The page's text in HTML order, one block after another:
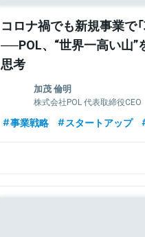
コロナ禍でも新規事業で
──POL、“世界一高い山”
思考
加茂 倫明
株式会社POL 代表取締役CEO
事業戦略 スタートアップ